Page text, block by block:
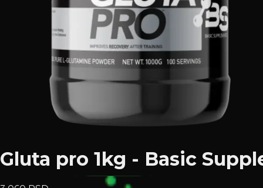
Gluta pro 1kg - Basic